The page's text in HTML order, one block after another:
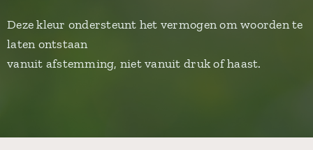
Deze kleur ondersteunt het vermogen om woorden te
laten ontstaan
vanuit afstemming, niet vanuit druk of haast.